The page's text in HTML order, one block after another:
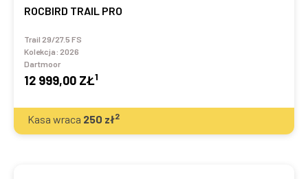
ROCBIRD TRAIL PRO
Trail 29/27.5 FS
Kolekcja: 2026
Dartmoor
12 999,00 ZŁ1
Kasa wraca 250 zł2